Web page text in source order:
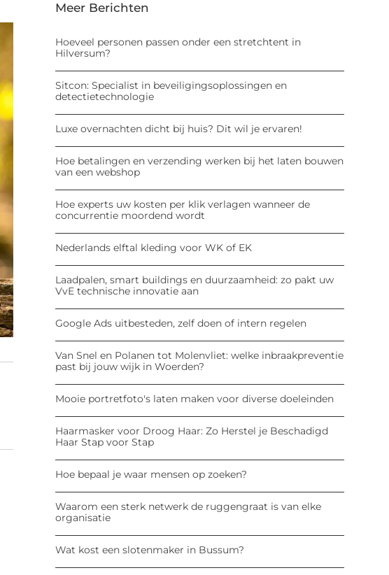
Meer Berichten
Hoeveel personen passen onder een stretchtent in
Hilversum?
Sitcon: Specialist in beveiligingsoplossingen en
detectietechnologie
Luxe overnachten dicht bij huis? Dit wil je ervaren!
Hoe betalingen en verzending werken bij het laten bouwen
van een webshop
Hoe experts uw kosten per klik verlagen wanneer de
concurrentie moordend wordt
Nederlands elftal kleding voor WK of EK
Laadpalen, smart buildings en duurzaamheid: zo pakt uw
VvE technische innovatie aan
Google Ads uitbesteden, zelf doen of intern regelen
Van Snel en Polanen tot Molenvliet: welke inbraakpreventie
past bij jouw wijk in Woerden?
Mooie portretfoto's laten maken voor diverse doeleinden
Haarmasker voor Droog Haar: Zo Herstel je Beschadigd
Haar Stap voor Stap
Hoe bepaal je waar mensen op zoeken?
Waarom een sterk netwerk de ruggengraat is van elke
organisatie
Wat kost een slotenmaker in Bussum?